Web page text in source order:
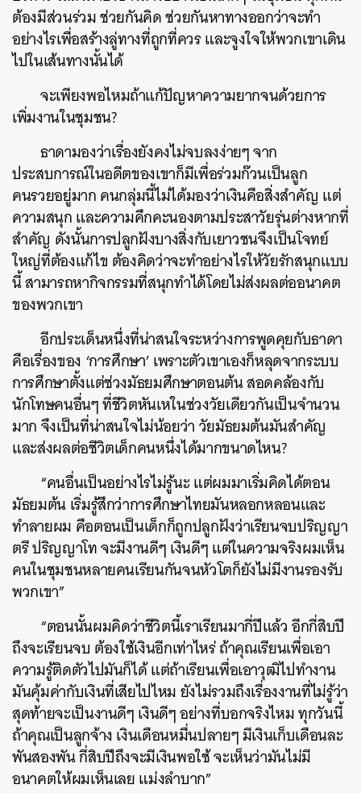
ต้องมีส่วนร่วม ช่วยกันคิด ช่วยกันหาทางออกว่าจะทำ
อย่างไรเพื่อสร้างลู่ทางที่ถูกที่ควร และจูงใจให้พวกเขาเดิน
ไปในเส้นทางนั้นได้
จะเพียงพอไหมถ้าแก้ปัญหาความยากจนด้วยการ
เพิ่มงานในชุมชน?
ธาดามองว่าเรื่องยังคงไม่จบลงง่ายๆ จาก
ประสบการณ์ในอดีตของเขาก็มีเพื่อร่วมก๊วนเป็นลูก
คนรวยอยู่มาก คนกลุ่มนี้ไม่ได้มองว่าเงินคือสิ่งสำคัญ แต่
ความสนุก และความคึกคะนองตามประสาวัยรุ่นต่างหากที่
สำคัญ ดังนั้นการปลูกฝังบางสิ่งกับเยาวชนจึงเป็นโจทย์
ใหญ่ที่ต้องแก้ไข ต้องคิดว่าจะทำอย่างไรให้วัยรักสนุกแบบ
นี้ สามารถหากิจกรรมที่สนุกทำได้โดยไม่ส่งผลต่ออนาคต
ของพวกเขา
อีกประเด็นหนึ่งที่น่าสนใจระหว่างการพูดคุยกับธาดา
คือเรื่องของ ‘การศึกษา’ เพราะตัวเขาเองก็หลุดจากระบบ
การศึกษาตั้งแต่ช่วงมัธยมศึกษาตอนต้น สอดคล้องกับ
นักโทษคนอื่นๆ ที่ชีวิตหันเหในช่วงวัยเดียวกันเป็นจำนวน
มาก จึงเป็นที่น่าสนใจไม่น้อยว่า วัยมัธยมต้นมันสำคัญ
และส่งผลต่อชีวิตเด็กคนหนึ่งได้มากขนาดไหน?
“คนอื่นเป็นอย่างไรไม่รู้นะ แต่ผมมาเริ่มคิดได้ตอน
มัธยมต้น เริ่มรู้สึกว่าการศึกษาไทยมันหลอกหลอนและ
ทำลายผม คือตอนเป็นเด็กก็ถูกปลูกฝังว่าเรียนจบปริญญา
ตรี ปริญญาโท จะมีงานดีๆ เงินดีๆ แต่ในความจริงผมเห็น
คนในชุมชนหลายคนเรียนกันจนหัวโตก็ยังไม่มีงานรองรับ
พวกเขา”
“ตอนนั้นผมคิดว่าชีวิตนี้เราเรียนมากี่ปีแล้ว อีกกี่สิบปี
ถึงจะเรียนจบ ต้องใช้เงินอีกเท่าไหร่ ถ้าคุณเรียนเพื่อเอา
ความรู้ติดตัวไปมันก็ได้ แต่ถ้าเรียนเพื่อเอาวุฒิไปทำงาน
มันคุ้มค่ากับเงินที่เสียไปไหม ยังไม่รวมถึงเรื่องงานที่ไม่รู้ว่า
สุดท้ายจะเป็นงานดีๆ เงินดีๆ อย่างที่บอกจริงไหม ทุกวันนี้
ถ้าคุณเป็นลูกจ้าง เงินเดือนหมื่นปลายๆ มีเงินเก็บเดือนละ
พันสองพัน กี่สิบปีถึงจะมีเงินพอใช้ จะเห็นว่ามันไม่มี
อนาคตให้ผมเห็นเลย แม่งลำบาก”
ค้นหา
SHARE TWEET LINE EMAIL